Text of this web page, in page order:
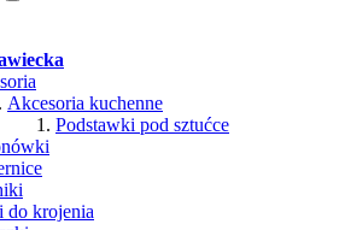
Akcesoria kuchenne
Podstawki pod sztućce
do krojenia